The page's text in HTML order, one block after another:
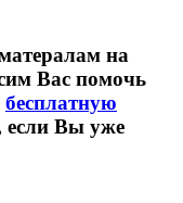
на
Вас помочь
бесплатную
если Вы уже